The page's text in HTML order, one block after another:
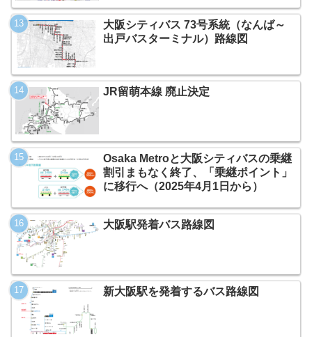
大阪シティバス 73号系統（なんば～
出戸バスターミナル）路線図
JR留萌本線 廃止決定
Osaka Metroと大阪シティバスの乗継
割引まもなく終了、「乗継ポイント」
に移行へ（2025年4月1日から）
大阪駅発着バス路線図
新大阪駅を発着するバス路線図